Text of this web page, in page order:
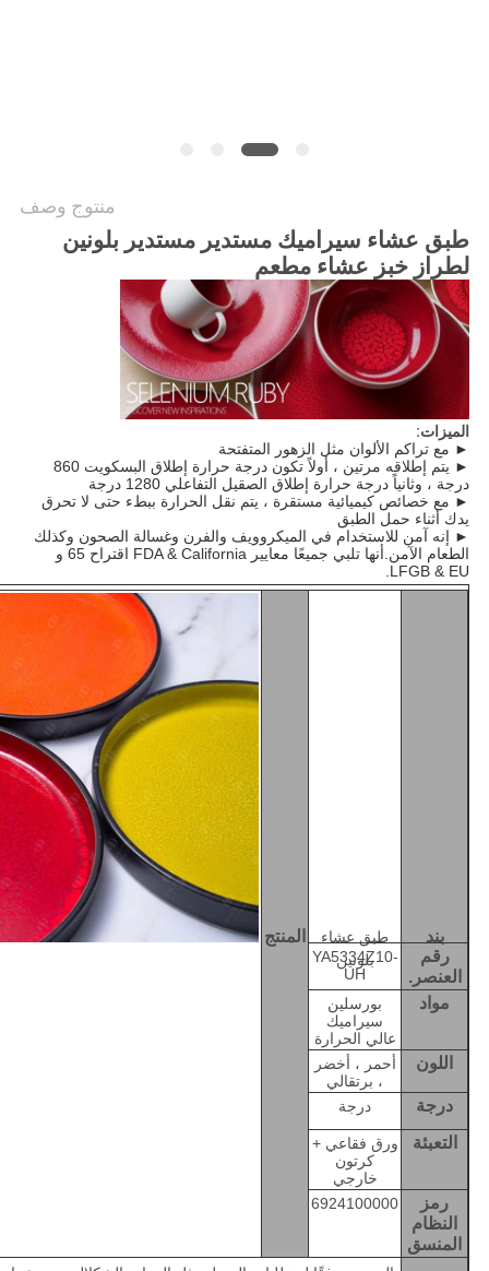
منتوج وصف
طبق عشاء سيراميك مستدير مستدير بلونين
لطراز خبز عشاء مطعم
الميزات:
► مع تراكم الألوان مثل الزهور المتفتحة
► يتم إطلاقه مرتين ، أولاً تكون درجة حرارة إطلاق البسكويت 860
درجة ، وثانياً درجة حرارة إطلاق الصقيل التفاعلي 1280 درجة
► مع خصائص كيميائية مستقرة ، يتم نقل الحرارة ببطء حتى لا تحرق
يدك أثناء حمل الطبق
► إنه آمن للاستخدام في الميكروويف والفرن وغسالة الصحون وكذلك
الطعام الآمن.أنها تلبي جميعًا معايير FDA & California اقتراح 65 و
LFGB & EU.
بند
طبق عشاء
بلونين
المنتج
رقم
العنصر.
YA5334Z10-
UH
مواد
بورسلين
سيراميك
عالي الحرارة
اللون
أحمر ، أخضر
، برتقالي
درجة درجة
التعبئة
ورق فقاعي +
كرتون
خارجي
رمز
النظام
المنسق
6924100000